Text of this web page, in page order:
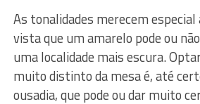
As tonalidades merecem
vista que um amarelo pode ou
uma localidade mais escura.
muito distinto da mesa é, até
ousadia, que pode ou dar muito